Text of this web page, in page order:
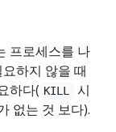
프로세스를 나
하지 않을 때
하다( KILL
시
없는 것 보다).